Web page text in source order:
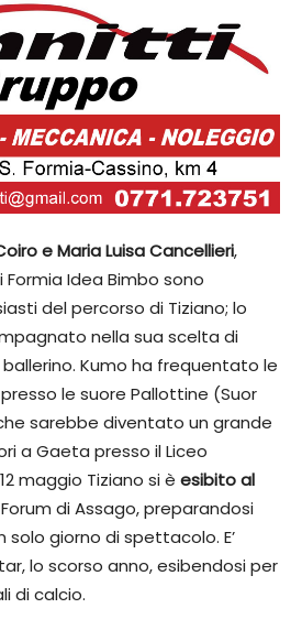
e Maria Luisa Cancellieri,
Idea Bimbo sono
del percorso di Tiziano; lo
nella sua scelta di
Kumo ha frequentato le
le suore Pallottine (Suor
sarebbe diventato un grande
a Gaeta presso il Liceo
maggio Tiziano si è esibito al
di Assago, preparandosi
solo giorno di spettacolo. E’
lo scorso anno, esibendosi per
di calcio.